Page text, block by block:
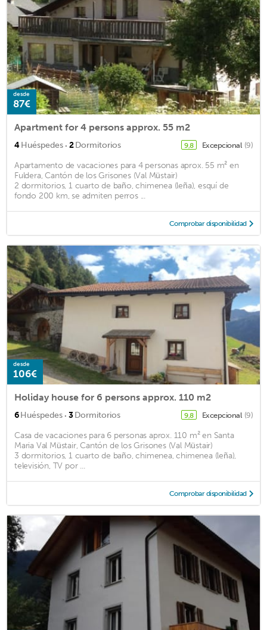
desde
87€
Apartment for 4 persons approx. 55 m2
4Huéspedes · 2Dormitorios 9,8 Excepcional (9)
Apartamento de vacaciones para 4 personas aprox. 55 m² en
Fuldera, Cantón de los Grisones (Val Müstair)
2 dormitorios, 1 cuarto de baño, chimenea (leña), esquí de
fondo 200 km, se admiten perros ...
Comprobar disponibilidad
desde
106€
Holiday house for 6 persons approx. 110 m2
6Huéspedes · 3Dormitorios 9,8 Excepcional (9)
Casa de vacaciones para 6 personas aprox. 110 m² en Santa
Maria Val Müstair, Cantón de los Grisones (Val Müstair)
3 dormitorios, 1 cuarto de baño, chimenea, chimenea (leña),
televisión, TV por ...
Comprobar disponibilidad